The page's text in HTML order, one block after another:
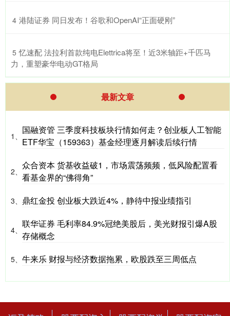
4 ​港陆证券 同日发布！谷歌和OpenAI“正面硬刚”
5 ​忆速配 法拉利首款纯电Elettrica将至！近3米轴距+千匹马
力，重塑豪华电动GT格局
最新文章
1、
国融资管 三季度科技板块行情如何走？创业板人工智能
ETF华宝（159363）基金经理逐月解读后续行情
2、
众合资本 货基收益破1，市场震荡频频，低风险配置看
看基金界的“佛得角”
3、 鼎红金投 创业板大跌近4%，静待中报业绩指引
4、
联华证券 毛利率84.9%冠绝美股后，美光财报引爆A股
存储概念
5、 牛来乐 财报与经济数据拖累，欧股跌至三周低点